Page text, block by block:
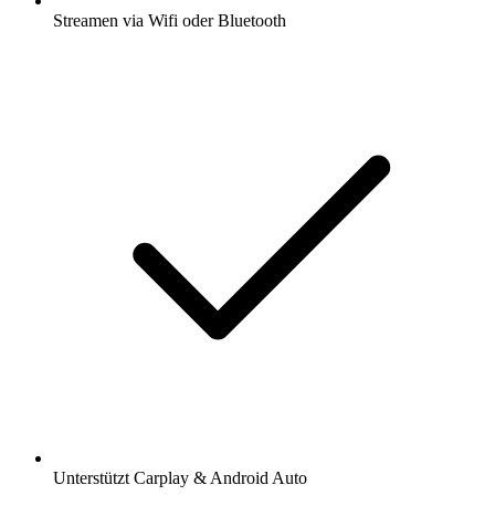
Streamen via Wifi oder Bluetooth
Unterstützt Carplay & Android Auto